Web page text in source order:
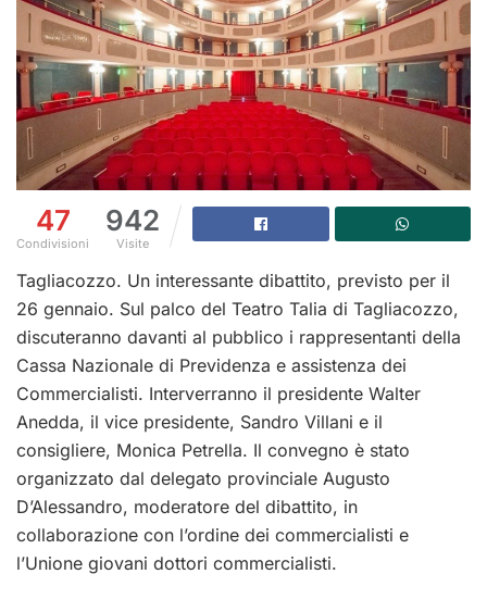
47
Condivisioni
942
Visite
Tagliacozzo. Un interessante dibattito, previsto per il
26 gennaio. Sul palco del Teatro Talia di Tagliacozzo,
discuteranno davanti al pubblico i rappresentanti della
Cassa Nazionale di Previdenza e assistenza dei
Commercialisti. Interverranno il presidente Walter
Anedda, il vice presidente, Sandro Villani e il
consigliere, Monica Petrella. Il convegno è stato
organizzato dal delegato provinciale Augusto
D’Alessandro, moderatore del dibattito, in
collaborazione con l’ordine dei commercialisti e
l’Unione giovani dottori commercialisti.